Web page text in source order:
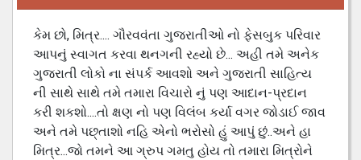
કેમ છો, મિત્ર.... ગૌરવવંતા ગુજરાતીઓ નો ફેસબુક પરિવાર
આપનું સ્વાગત કરવા થનગની રહ્યો છે... અહી તમે અનેક
ગુજરાતી લોકો ના સંપર્ક આવશો અને ગુજરાતી સાહિત્ય
ની સાથે સાથે તમે તમારા વિચારો નું પણ આદાન-પ્રદાન
કરી શકશો....તો ક્ષણ નો પણ વિલંબ કર્યા વગર જોડાઈ જાવ
અને તમે પછ્તાશો નહિ એનો ભરોસો હું આપું છું..અને હા
મિત્ર...જો તમને આ ગ્રુપ ગમતુ હોય તો તમારા મિત્રોને